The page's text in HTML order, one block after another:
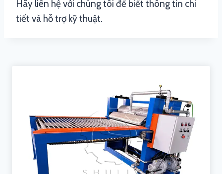
Hãy liên hệ với chúng tôi để biết thông tin chi
tiết và hỗ trợ kỹ thuật.